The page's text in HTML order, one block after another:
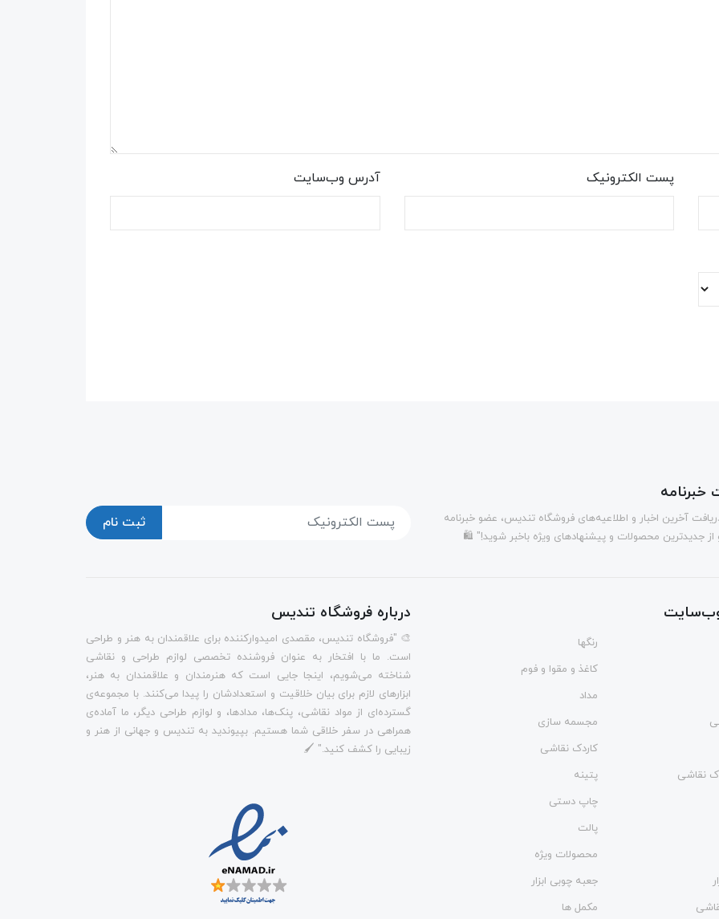
پست الکترونیک آدرس وب‌سایت
آخرین اخبار و اطلاعیه‌های فروشگاه تندیس، عضو خبرنامه
از جدیدترین محصولات و پیشنهادهای ویژه باخبر شوید!" 🛍️
ثبت نام
رنگها
کاغذ و مقوا و فوم
مداد
مجسمه سازی
کاردک نقاشی
نقاشی
پتینه
چاپ دستی
پالت
محصولات ویژه
جعبه چوبی ابزار
مکمل ها
درباره فروشگاه تندیس
🎨 "فروشگاه تندیس، مقصدی امیدوارکننده برای علاقمندان به هنر و طراحی
است. ما با افتخار به عنوان فروشنده تخصصی لوازم طراحی و نقاشی
شناخته می‌شویم، اینجا جایی است که هنرمندان و علاقمندان به هنر،
ابزارهای لازم برای بیان خلاقیت و استعدادشان را پیدا می‌کنند. با مجموعه‌ی
گسترده‌ای از مواد نقاشی، پنک‌ها، مدادها، و لوازم طراحی دیگر، ما آماده‌ی
همراهی در سفر خلاقی شما هستیم. بپیوندید به تندیس و جهانی از هنر و
زیبایی را کشف کنید." 🖌️